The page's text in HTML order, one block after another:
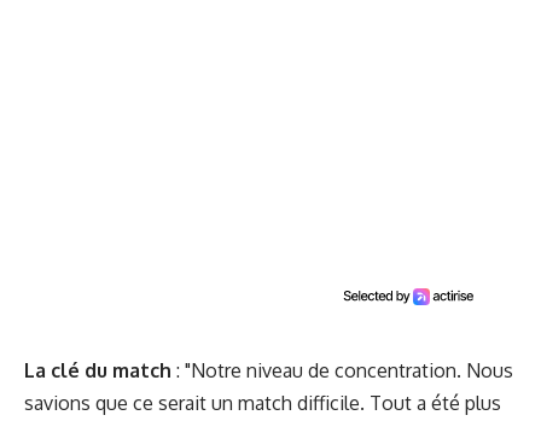
La clé du match : "Notre niveau de concentration. Nous
savions que ce serait un match difficile. Tout a été plus